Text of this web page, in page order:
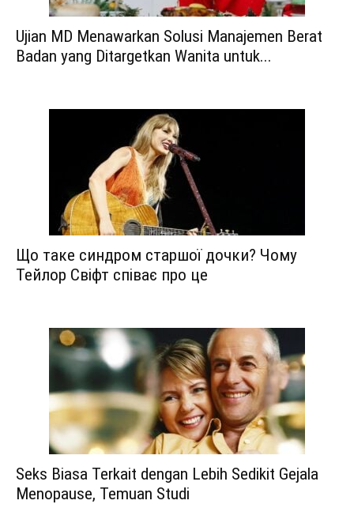
Ujian MD Menawarkan Solusi Manajemen Berat
Badan yang Ditargetkan Wanita untuk...
Що таке синдром старшої дочки? Чому
Тейлор Свіфт співає про це
Seks Biasa Terkait dengan Lebih Sedikit Gejala
Menopause, Temuan Studi